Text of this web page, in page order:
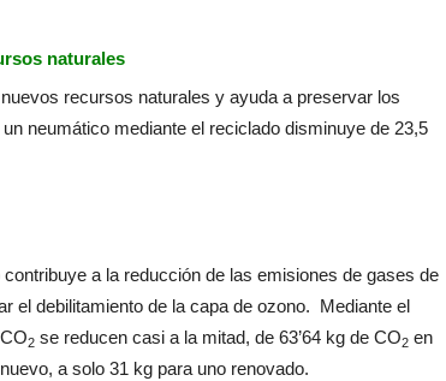
naturales
recursos naturales y ayuda a preservar los
neumático mediante el reciclado disminuye de 23,5
a la reducción de las emisiones de gases de
el debilitamiento de la capa de ozono. Mediante el
2 se reducen casi a la mitad, de 63’64 kg de CO2 en
a solo 31 kg para uno renovado.